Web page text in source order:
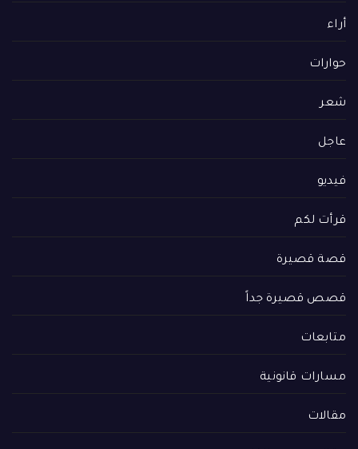
أراء
حوارات
شعر
عاجل
فيديو
قرأت لكم
قصة قصيرة
قصص قصيرة جداً
متابعات
مسارات قانونية
مقالات